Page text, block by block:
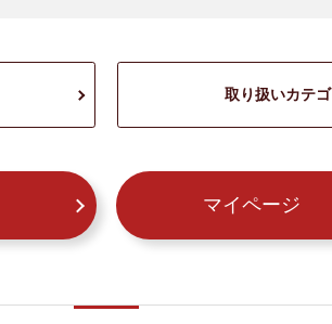
取り扱いカテゴ
マイページ